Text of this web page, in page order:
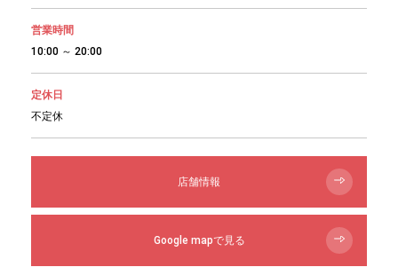
営業時間
10:00 ～ 20:00
定休日
不定休
店舗情報
Google mapで見る